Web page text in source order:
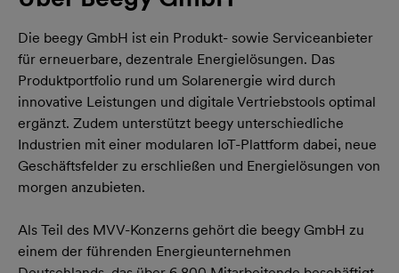
Die beegy GmbH ist ein Produkt- sowie Serviceanbieter
für erneuerbare, dezentrale Energielösungen. Das
Produktportfolio rund um Solarenergie wird durch
innovative Leistungen und digitale Vertriebstools optimal
ergänzt. Zudem unterstützt beegy unterschiedliche
Industrien mit einer modularen IoT-Plattform dabei, neue
Geschäftsfelder zu erschließen und Energielösungen von
morgen anzubieten.
Als Teil des MVV-Konzerns gehört die beegy GmbH zu
einem der führenden Energieunternehmen